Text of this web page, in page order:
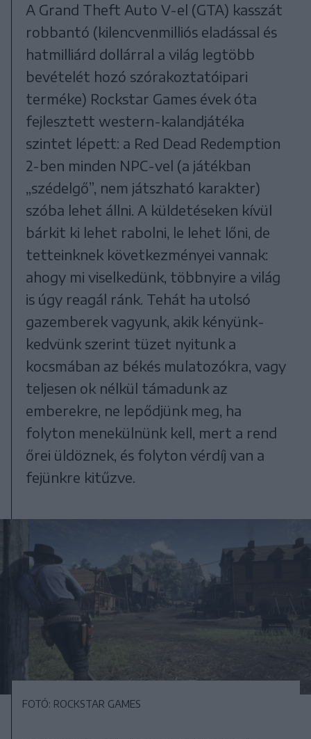
A Grand Theft Auto V-el (GTA) kasszát
robbantó (kilencvenmilliós eladással és
hatmilliárd dollárral a világ legtöbb
bevételét hozó szórakoztatóipari
terméke) Rockstar Games évek óta
fejlesztett western-kalandjátéka
szintet lépett: a Red Dead Redemption
2-ben minden NPC-vel (a játékban
„szédelgő”, nem játszható karakter)
szóba lehet állni. A küldetéseken kívül
bárkit ki lehet rabolni, le lehet lőni, de
tetteinknek következményei vannak:
ahogy mi viselkedünk, többnyire a világ
is úgy reagál ránk. Tehát ha utolsó
gazemberek vagyunk, akik kényünk-
kedvünk szerint tüzet nyitunk a
kocsmában az békés mulatozókra, vagy
teljesen ok nélkül támadunk az
emberekre, ne lepődjünk meg, ha
folyton menekülnünk kell, mert a rend
őrei üldöznek, és folyton vérdíj van a
fejünkre kitűzve.
FOTÓ: ROCKSTAR GAMES